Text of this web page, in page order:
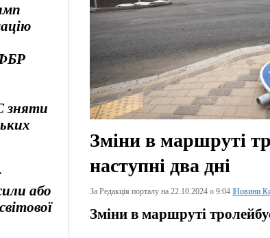
зняти
або
Зміни в маршруті
наступні два дні
За Редакція порталу на 22.10.2024 о 9:04 | Новини
Зміни в маршруті